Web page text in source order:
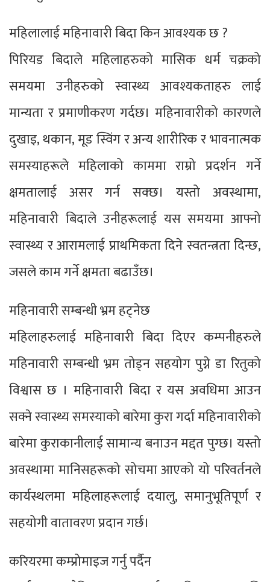
महिलालाई महिनावारी बिदा किन आवश्यक छ ?
पिरियड बिदाले महिलाहरुको मासिक धर्म चक्रको
समयमा उनीहरुको स्वास्थ्य आवश्यकताहरु लाई
मान्यता र प्रमाणीकरण गर्दछ। महिनावारीको कारणले
दुखाइ, थकान, मूड स्विंग र अन्य शारीरिक र भावनात्मक
समस्याहरूले महिलाको काममा राम्रो प्रदर्शन गर्ने
क्षमतालाई असर गर्न सक्छ। यस्तो अवस्थामा,
महिनावारी बिदाले उनीहरूलाई यस समयमा आफ्नो
स्वास्थ्य र आरामलाई प्राथमिकता दिने स्वतन्त्रता दिन्छ,
जसले काम गर्ने क्षमता बढाउँछ।
महिनावारी सम्बन्धी भ्रम हट्नेछ
महिलाहरुलाई महिनावारी बिदा दिएर कम्पनीहरुले
महिनावारी सम्बन्धी भ्रम तोड्न सहयोग पुग्ने डा रितुको
विश्वास छ । महिनावारी बिदा र यस अवधिमा आउन
सक्ने स्वास्थ्य समस्याको बारेमा कुरा गर्दा महिनावारीको
बारेमा कुराकानीलाई सामान्य बनाउन मद्दत पुग्छ। यस्तो
अवस्थामा मानिसहरूको सोचमा आएको यो परिवर्तनले
कार्यस्थलमा महिलाहरूलाई दयालु, समानुभूतिपूर्ण र
सहयोगी वातावरण प्रदान गर्छ।
करियरमा कम्प्रोमाइज गर्नु पर्दैन